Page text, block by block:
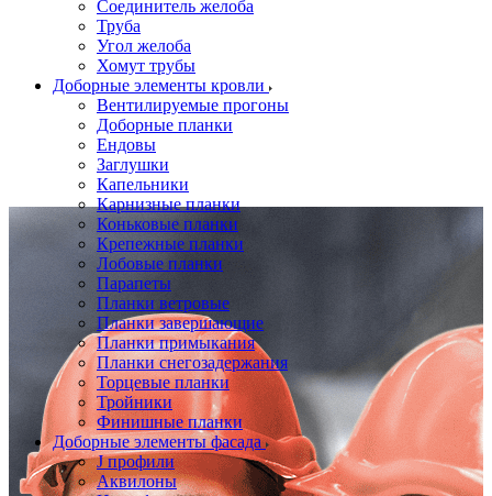
Соединитель желоба
Труба
Угол желоба
Хомут трубы
Доборные элементы кровли
Вентилируемые прогоны
Доборные планки
Ендовы
Заглушки
Капельники
Карнизные планки
Коньковые планки
Крепежные планки
Лобовые планки
Парапеты
Планки ветровые
Планки завершающие
Планки примыкания
Планки снегозадержания
Торцевые планки
Тройники
Финишные планки
Доборные элементы фасада
J профили
Аквилоны